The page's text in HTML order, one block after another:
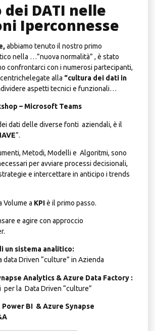
DATI nelle
Iperconnesse
abbiamo tenuto il nostro primo
nella …”nuova normalità” , è stato
confrontarci con i numerosi partecipanti,
alla “cultura dei dati in
aspetti tecnici e funzionali…
– Microsoft Teams
dati delle diverse fonti aziendali, è il
”.
Metodi, Modelli e Algoritmi, sono
per avviare processi decisionali,
e intercettare in anticipo i trends
Volume a KPIè il primo passo.
e agire con approccio
un sistema analitico:
data Driven “culture” in Azienda
Analytics & Azure Data Factory :
per la Data Driven “culture”
Power BI & Azure Synapse